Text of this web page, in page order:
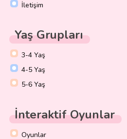
İletişim
Yaş Grupları
3-4 Yaş
4-5 Yaş
5-6 Yaş
İnteraktif Oyunlar
Oyunlar